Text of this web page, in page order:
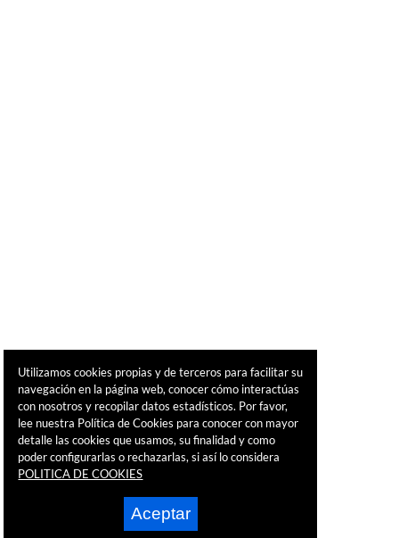
Utilizamos cookies propias y de terceros para facilitar su
navegación en la página web, conocer cómo interactúas
con nosotros y recopilar datos estadísticos. Por favor,
lee nuestra Política de Cookies para conocer con mayor
detalle las cookies que usamos, su finalidad y como
poder configurarlas o rechazarlas, si así lo considera
POLITICA DE COOKIES
Aceptar